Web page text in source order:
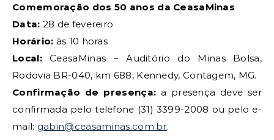
Comemoração dos 50 anos da CeasaMinas
Data: 28 de fevereiro
Horário: às 10 horas
Local:CeasaMinas – Auditório do Minas Bolsa,
Rodovia BR-040, km 688, Kennedy, Contagem, MG.
Confirmação de presença: a presença deve ser
confirmada pelo telefone (31) 3399-2008 ou pelo e-
mail: gabin@ceasaminas.com.br.